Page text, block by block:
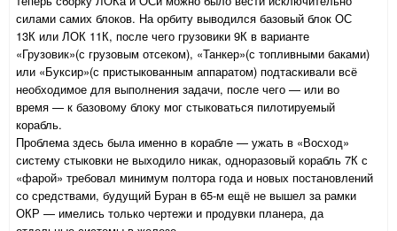
силами самих блоков. На орбиту выводился базовый блок ОС
13К или ЛОК 11К, после чего грузовики 9К в варианте
«Грузовик»(с грузовым отсеком), «Танкер»(с топливными баками)
или «Буксир»(с пристыкованным аппаратом) подтаскивали всё
необходимое для выполнения задачи, после чего — или во
время — к базовому блоку мог стыковаться пилотируемый
корабль.
Проблема здесь была именно в корабле — ужать в «Восход»
систему стыковки не выходило никак, одноразовый корабль 7К с
«фарой» требовал минимум полтора года и новых постановлений
со средствами, будущий Буран в 65-м ещё не вышел за рамки
ОКР — имелись только чертежи и продувки планера, да